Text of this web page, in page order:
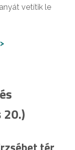
vetítik le